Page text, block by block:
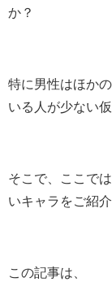
か？
特に男性はほか
いる人が少ない
そこで、ここで
いキャラをご紹介
この記事は、